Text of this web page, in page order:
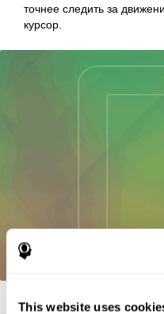
This website uses
точнее следить за
курсор.
Научные источники